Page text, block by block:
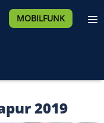
MOBILFUNK
2019